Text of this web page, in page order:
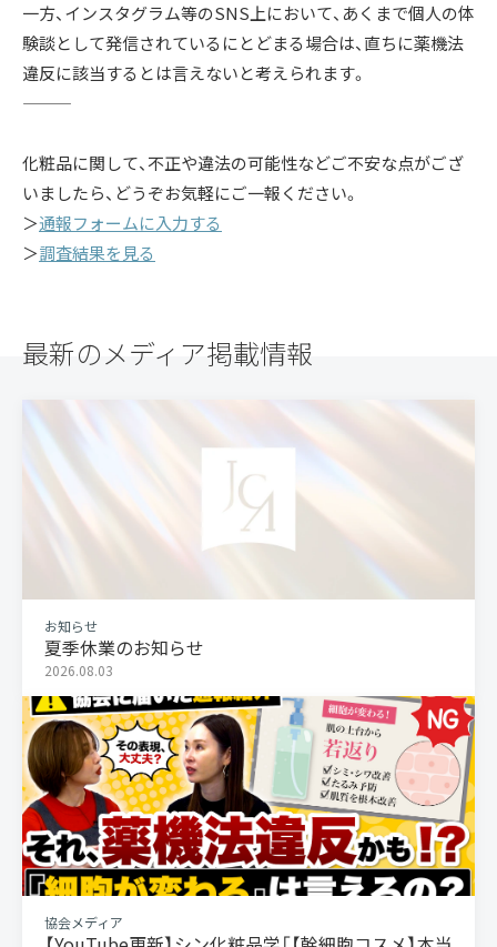
一方、インスタグラム等のSNS上において、あくまで個人の体
験談として発信されているにとどまる場合は、直ちに薬機法
違反に該当するとは言えないと考えられます。
———
化粧品に関して、不正や違法の可能性などご不安な点がござ
いましたら、どうぞお気軽にご一報ください。
＞通報フォームに入力する
＞調査結果を見る
最新のメディア掲載情報
お知らせ
夏季休業のお知らせ
2026.08.03
協会メディア